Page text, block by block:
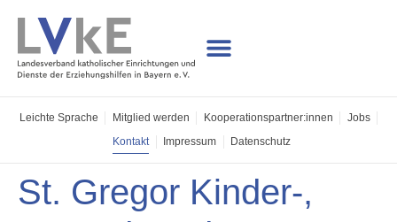
Leichte Sprache Mitglied werden Kooperations­partner:innen Jobs
Kontakt Impressum Datenschutz
St. Gregor Kinder-,